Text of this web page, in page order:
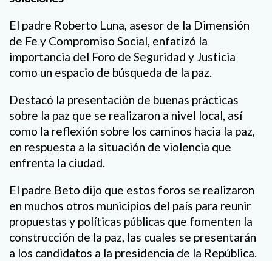
El padre Roberto Luna, asesor de la Dimensión
de Fe y Compromiso Social, enfatizó la
importancia del Foro de Seguridad y Justicia
como un espacio de búsqueda de la paz.
Destacó la presentación de buenas prácticas
sobre la paz que se realizaron a nivel local, así
como la reflexión sobre los caminos hacia la paz,
en respuesta a la situación de violencia que
enfrenta la ciudad.
El padre Beto dijo que estos foros se realizaron
en muchos otros municipios del país para reunir
propuestas y políticas públicas que fomenten la
construcción de la paz, las cuales se presentarán
a los candidatos a la presidencia de la República.